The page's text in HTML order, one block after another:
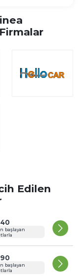
Edilen
başlayan
başlayan